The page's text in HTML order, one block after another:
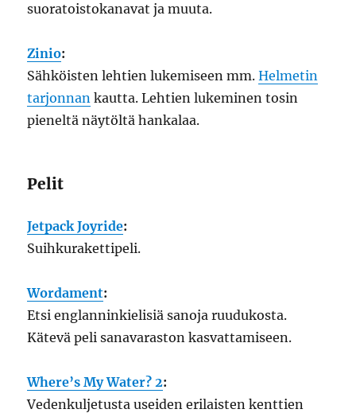
suoratoistokanavat ja muuta.
Zinio:
Sähköisten lehtien lukemiseen mm.Helmetin
tarjonnan kautta. Lehtien lukeminen tosin
pieneltä näytöltä hankalaa.
Pelit
Jetpack Joyride:
Suihkurakettipeli.
Wordament:
Etsi englanninkielisiä sanoja ruudukosta.
Kätevä peli sanavaraston kasvattamiseen.
Where’s My Water? 2:
Vedenkuljetusta useiden erilaisten kenttien